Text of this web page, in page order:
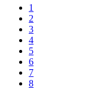
1
2
3
4
5
6
7
8